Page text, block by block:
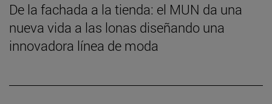
De la fachada a la tienda: el MUN da una
nueva vida a las lonas diseñando una
innovadora línea de moda